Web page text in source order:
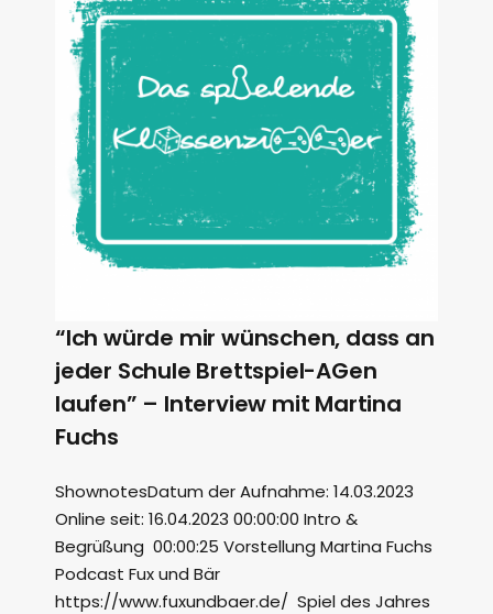
“Ich würde mir wünschen, dass an
jeder Schule Brettspiel-AGen
laufen” – Interview mit Martina
Fuchs
ShownotesDatum der Aufnahme: 14.03.2023
Online seit: 16.04.2023 00:00:00 Intro &
Begrüßung 00:00:25 Vorstellung Martina Fuchs
Podcast Fux und Bär
https://www.fuxundbaer.de/ Spiel des Jahres